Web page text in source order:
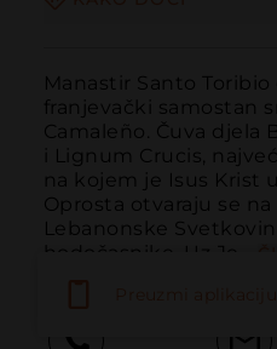
Manastir Santo Toribio
franjevački samostan
Camaleño. Čuva djela
i Lignum Crucis,
na kojem je Isus Krist
Oprosta otvaraju se
Lebanonske
hodočasnike. Uz Je...